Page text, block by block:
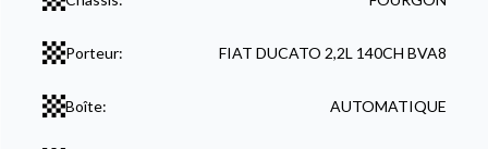
Porteur: FIAT DUCATO 2,2L 140CH BVA8
Boîte: AUTOMATIQUE